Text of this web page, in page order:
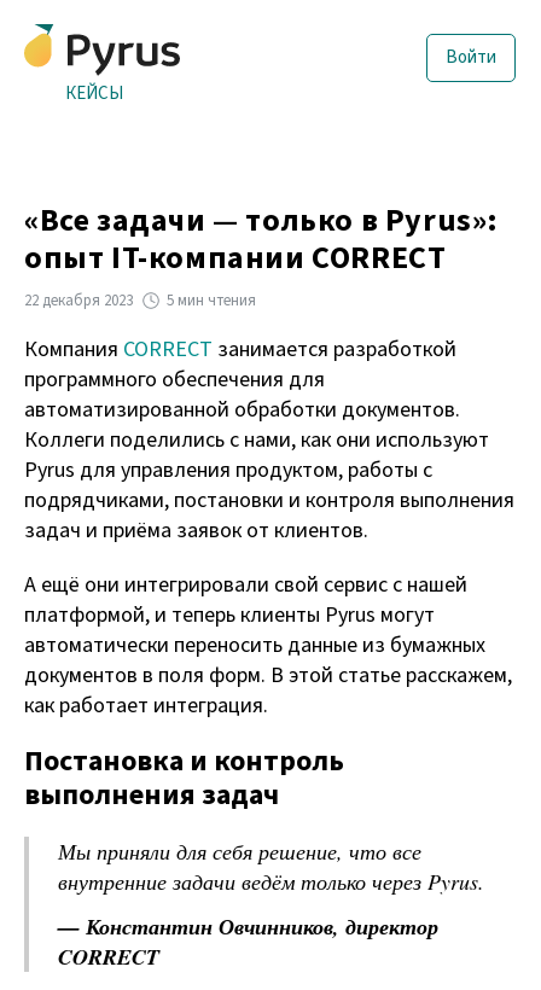
КЕЙСЫ
Войти
«Все задачи — только в Pyrus»:
опыт IT-компании CORRECT
22 декабря 2023 5 мин чтения
Компания CORRECT занимается разработкой
программного обеспечения для
автоматизированной обработки документов.
Коллеги поделились с нами, как они используют
Pyrus для управления продуктом, работы с
подрядчиками, постановки и контроля выполнения
задач и приёма заявок от клиентов.
А ещё они интегрировали свой сервис с нашей
платформой, и теперь клиенты Pyrus могут
автоматически переносить данные из бумажных
документов в поля форм. В этой статье расскажем,
как работает интеграция.
Постановка и контроль
выполнения задач
Мы приняли для себя решение, что все
внутренние задачи ведём только через Pyrus.
— Константин Овчинников, директор
CORRECT